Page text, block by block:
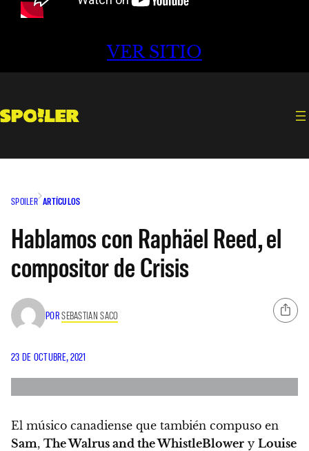
VER SITIO
SPOILER ARTÍCULOS
Hablamos con Raphäel Reed, el
compositor de Crisis
PORSEBASTIAN SACO
23 DE OCTUBRE, 2021
El músico canadiense que también compuso en
Sam, The Walrus and the WhistleBlower y Louise